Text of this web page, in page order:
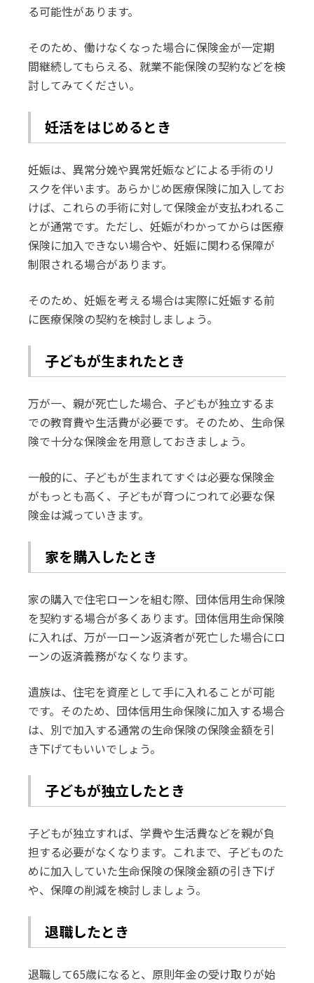
る可能性があります。
そのため、働けなくなった場合に保険金が一定期
間継続してもらえる、就業不能保険の契約などを検
討してみてください。
妊活をはじめるとき
妊娠は、異常分娩や異常妊娠などによる手術のリ
スクを伴います。あらかじめ医療保険に加入してお
けば、これらの手術に対して保険金が支払われるこ
とが通常です。ただし、妊娠がわかってからは医療
保険に加入できない場合や、妊娠に関わる保障が
制限される場合があります。
そのため、妊娠を考える場合は実際に妊娠する前
に医療保険の契約を検討しましょう。
子どもが生まれたとき
万が一、親が死亡した場合、子どもが独立するま
での教育費や生活費が必要です。そのため、生命保
険で十分な保険金を用意しておきましょう。
一般的に、子どもが生まれてすぐは必要な保険金
がもっとも高く、子どもが育つにつれて必要な保
険金は減っていきます。
家を購入したとき
家の購入で住宅ローンを組む際、団体信用生命保険
を契約する場合が多くあります。団体信用生命保険
に入れば、万が一ローン返済者が死亡した場合にロ
ーンの返済義務がなくなります。
遺族は、住宅を資産として手に入れることが可能
です。そのため、団体信用生命保険に加入する場合
は、別で加入する通常の生命保険の保険金額を引
き下げてもいいでしょう。
子どもが独立したとき
子どもが独立すれば、学費や生活費などを親が負
担する必要がなくなります。これまで、子どものた
めに加入していた生命保険の保険金額の引き下げ
や、保障の削減を検討しましょう。
退職したとき
退職して65歳になると、原則年金の受け取りが始